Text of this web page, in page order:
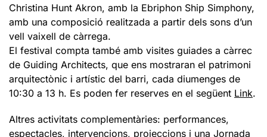
Christina Hunt Akron, amb la Ebriphon Ship Simphony,
amb una composició realitzada a partir dels sons d’un
vell vaixell de càrrega.
El festival compta també amb visites guiades a càrrec
de Guiding Architects, que ens mostraran el patrimoni
arquitectònic i artístic del barri, cada diumenges de
10:30 a 13 h. Es poden fer reserves en el següent Link.
Altres activitats complementàries: performances,
espectacles, intervencions, projeccions i una Jornada